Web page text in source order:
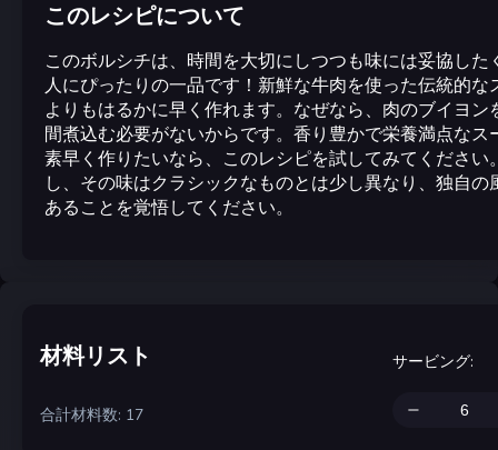
このレシピについて
このボルシチは、時間を大切にしつつも味には妥協した
人にぴったりの一品です！新鮮な牛肉を使った伝統的な
よりもはるかに早く作れます。なぜなら、肉のブイヨン
間煮込む必要がないからです。香り豊かで栄養満点なス
素早く作りたいなら、このレシピを試してみてください
し、その味はクラシックなものとは少し異なり、独自の
あることを覚悟してください。
材料リスト
合計材料数: 17
サービング: